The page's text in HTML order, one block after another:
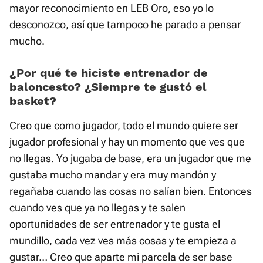
mayor reconocimiento en LEB Oro, eso yo lo
desconozco, así que tampoco he parado a pensar
mucho.
¿Por qué te hiciste entrenador de
baloncesto? ¿Siempre te gustó el
basket?
Creo que como jugador, todo el mundo quiere ser
jugador profesional y hay un momento que ves que
no llegas. Yo jugaba de base, era un jugador que me
gustaba mucho mandar y era muy mandón y
regañaba cuando las cosas no salían bien. Entonces
cuando ves que ya no llegas y te salen
oportunidades de ser entrenador y te gusta el
mundillo, cada vez ves más cosas y te empieza a
gustar… Creo que aparte mi parcela de ser base